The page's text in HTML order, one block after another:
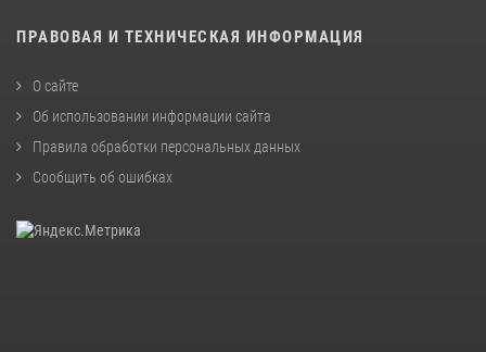
ПРАВОВАЯ И ТЕХНИЧЕСКАЯ ИНФОРМАЦИЯ
О сайте
Об использовании информации сайта
Правила обработки персональных данных
Сообщить об ошибках